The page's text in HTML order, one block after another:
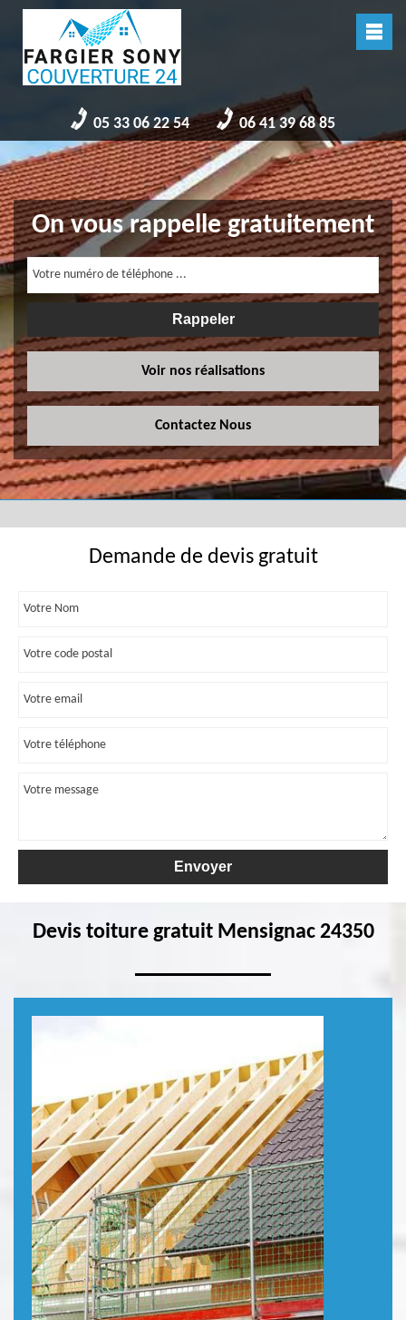
05 33 06 22 54 06 41 39 68 85
On vous rappelle gratuitement
Voir nos réalisations
Contactez Nous
Demande de devis gratuit
Devis toiture gratuit Mensignac 24350